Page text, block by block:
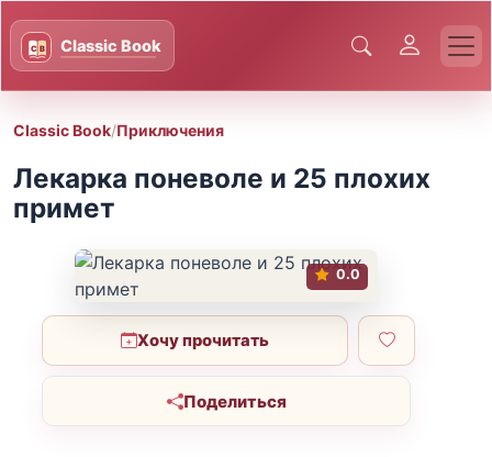
Classic Book/Приключения
Лекарка поневоле и 25 плохих
примет
0.0
Хочу прочитать
Поделиться